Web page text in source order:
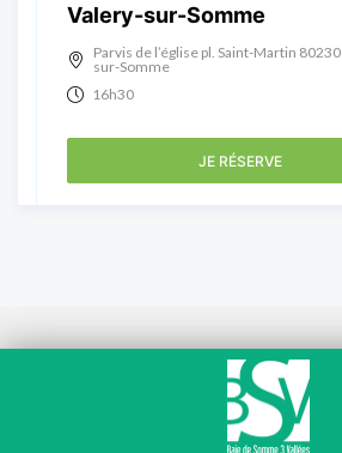
Valery-sur-Somme
Parvis de l’église pl. Saint-Martin
sur-Somme
16h30
JE RÉSERVE